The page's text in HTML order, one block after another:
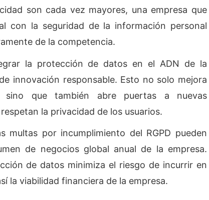
son cada vez mayores, una empresa que
con la seguridad de la información personal
de la competencia.
la protección de datos en el ADN de la
innovación responsable. Esto no solo mejora
que también abre puertas a nuevas
la privacidad de los usuarios.
multas por incumplimiento del RGPD pueden
de negocios global anual de la empresa.
de datos minimiza el riesgo de incurrir en
la viabilidad financiera de la empresa.